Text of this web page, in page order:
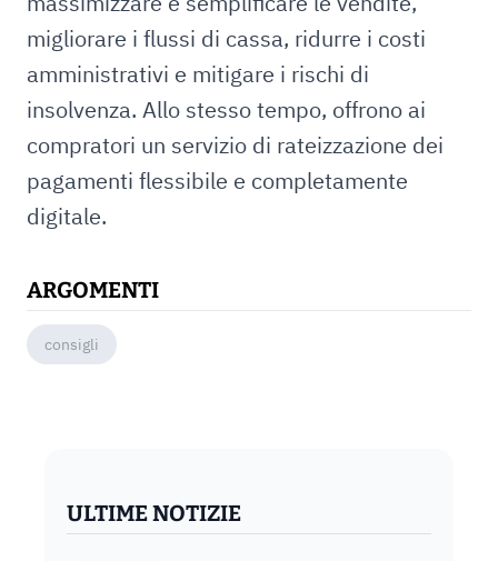
migliorare i flussi di cassa, ridurre i costi
amministrativi e mitigare i rischi di
insolvenza. Allo stesso tempo, offrono ai
compratori un servizio di rateizzazione dei
pagamenti flessibile e completamente
digitale.
ARGOMENTI
consigli
ULTIME NOTIZIE